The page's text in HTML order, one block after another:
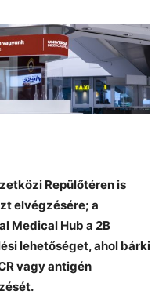
Repülőtéren is
elvégzésére; a
Medical Hub a 2B
lehetőséget, ahol bárki
vagy antigén